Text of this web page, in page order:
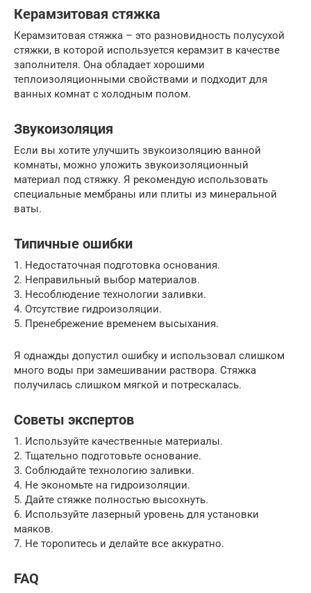
Керамзитовая стяжка
Керамзитовая стяжка – это разновидность полусухой
стяжки, в которой используется керамзит в качестве
заполнителя. Она обладает хорошими
теплоизоляционными свойствами и подходит для
ванных комнат с холодным полом.
Звукоизоляция
Если вы хотите улучшить звукоизоляцию ванной
комнаты, можно уложить звукоизоляционный
материал под стяжку. Я рекомендую использовать
специальные мембраны или плиты из минеральной
ваты.
Типичные ошибки
1. Недостаточная подготовка основания.
2. Неправильный выбор материалов.
3. Несоблюдение технологии заливки.
4. Отсутствие гидроизоляции.
5. Пренебрежение временем высыхания.
Я однажды допустил ошибку и использовал слишком
много воды при замешивании раствора. Стяжка
получилась слишком мягкой и потрескалась.
Советы экспертов
1. Используйте качественные материалы.
2. Тщательно подготовьте основание.
3. Соблюдайте технологию заливки.
4. Не экономьте на гидроизоляции.
5. Дайте стяжке полностью высохнуть.
6. Используйте лазерный уровень для установки
маяков.
7. Не торопитесь и делайте все аккуратно.
FAQ